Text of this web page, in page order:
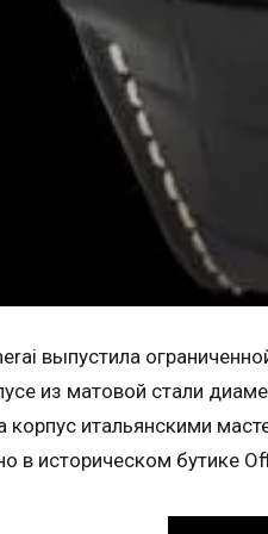
выпустила
из матовой стали
корпус итальянскими
в историческом бутике